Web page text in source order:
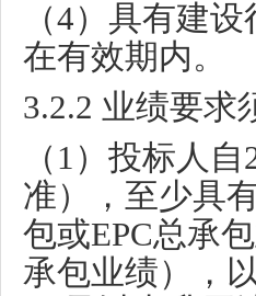
（4）具有建
在有效期内。
3.2.2 业绩要求
（ 1 ）投标人自
准），至少具
包或EPC总承
承包业绩），